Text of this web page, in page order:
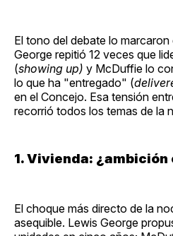
El tono del debate lo
George repitió 12 veces que
(showing up) y McDuffie lo
lo que ha "entregado" (
en el Concejo. Esa tensión
recorrió todos los temas de la
1. Vivienda: ¿ambición
El choque más directo de la
asequible. Lewis George